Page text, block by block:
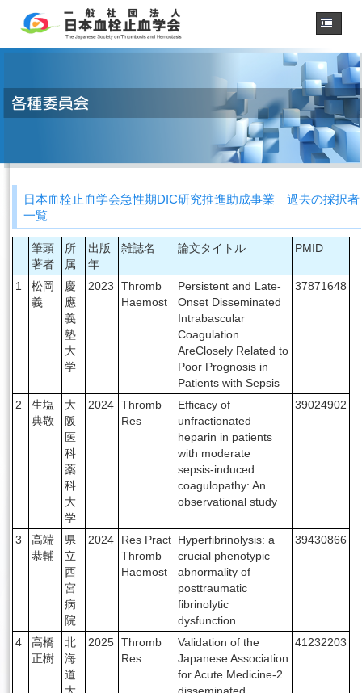
学会概要・理事長挨拶
各種委員会
用語集
認定医制度
認定技師制度
学術集会
会員専用
事務手続き
English
日本血栓止血学会急性期DIC研究推進助成事業 過去の採択者
一覧
筆頭
著者
所
属
出版
年
雑誌名 論文タイトル PMID
1
松岡
義
慶
應
義
塾
大
学
2023
Thromb
Haemost
Persistent and Late-
Onset Disseminated
Intrabascular
Coagulation
AreClosely Related to
Poor Prognosis in
Patients with Sepsis
37871648
2
生塩
典敬
大
阪
医
科
薬
科
大
学
2024 Thromb
Res
Efficacy of
unfractionated
heparin in patients
with moderate
sepsis-induced
coagulopathy: An
observational study
39024902
3
高端
恭輔
県
立
西
宮
病
院
2024
Res Pract
Thromb
Haemost
Hyperfibrinolysis: a
crucial phenotypic
abnormality of
posttraumatic
fibrinolytic
dysfunction
39430866
4
高橋
正樹
北
海
道
大
2025 Thromb
Res
Validation of the
Japanese Association
for Acute Medicine-2
disseminated
41232203